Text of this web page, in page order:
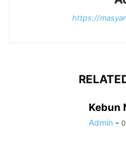
https://
Kebun
Admin -